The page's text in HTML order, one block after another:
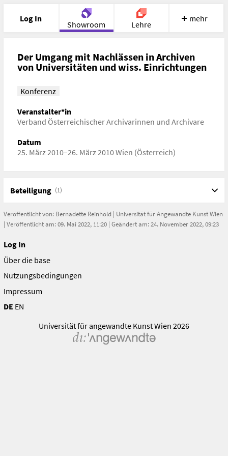
Log In
Showroom Lehre
Portfolio Image Cloud
mehr
Der Umgang mit Nachlässen in Archiven
von Universitäten und wiss. Einrichtungen
Konferenz
Veranstalter*in
Verband Österreichischer Archivarinnen und Archivare
Datum
25. März 2010–26. März 2010 Wien (Österreich)
Beteiligung (1)
Veröffentlicht von: Bernadette Reinhold | Universität für Angewandte Kunst Wien
| Veröffentlicht am: 09. Mai 2022, 11:20 | Geändert am: 24. November 2022, 09:23
Log In
Über die base
Nutzungsbedingungen
Impressum
DE EN
Universität für angewandte Kunst Wien 2026